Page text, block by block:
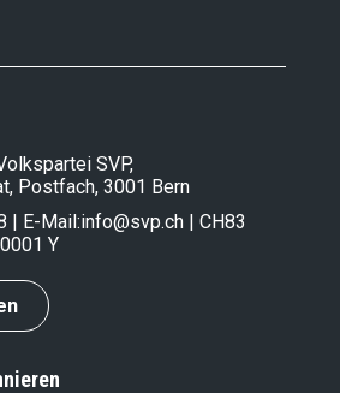
SVP,
Postfach, 3001 Bern
| E-Mail:info@svp.ch | CH83
Y